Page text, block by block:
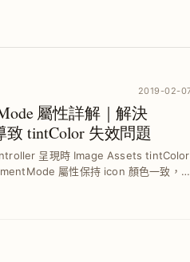
2019-02-
屬性詳解｜解決
致 tintColor 失效問題
呈現時 Image Assets tintColor
屬性保持 icon 顏色一致，避